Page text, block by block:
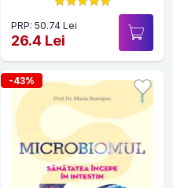
PRP: 50.74 Lei
26.4 Lei
-43%